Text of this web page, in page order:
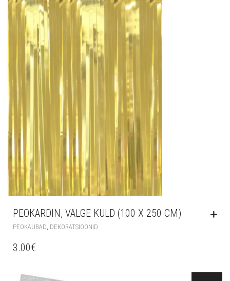
PEOKARDIN, VALGE KULD (100 X 250 CM)
PEOKAUBAD DEKORATSIOONID
3.00€